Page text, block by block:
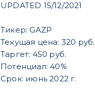
UPDATED 15/12/2021
Тикер: GAZP
Текущая цена: 320
Таргет: 450 руб.
Потенциал: 40%
Срок: июнь 2022 г.